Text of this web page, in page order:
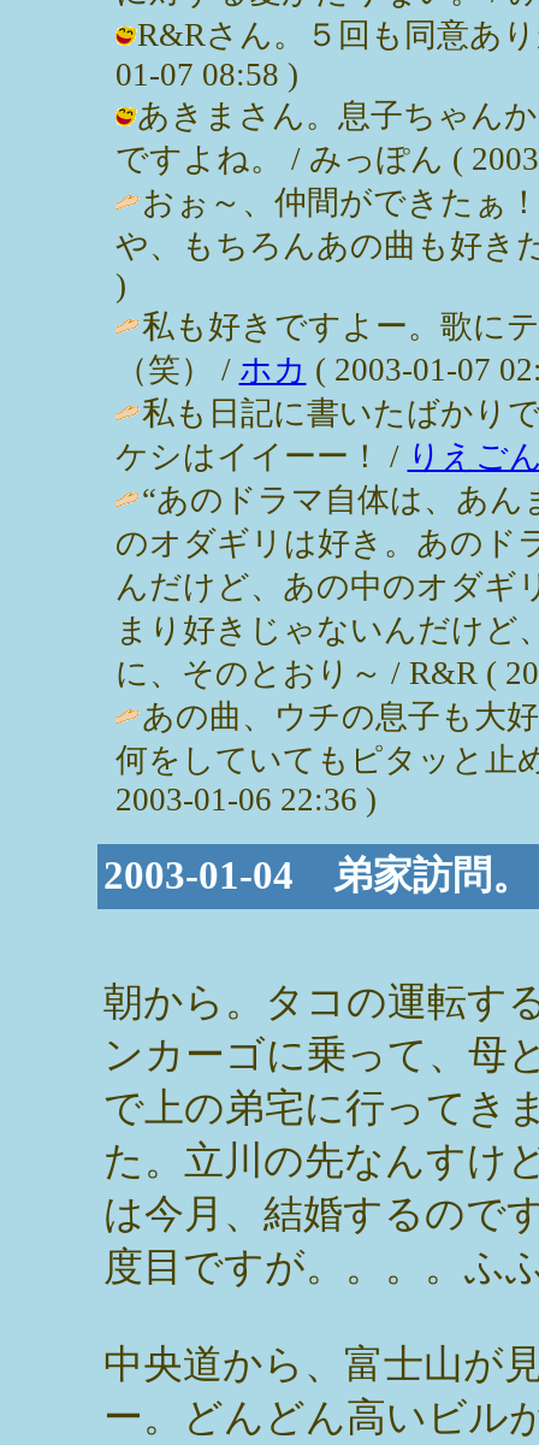
R&Rさん。５回も同意あ
01-07 08:58 )
あきまさん。息子ちゃん
ですよね。 / みっぽん (
おぉ～、仲間ができたぁ
や、もちろんあの曲も好き
)
私も好きですよー。歌に
（笑） / ホカ ( 2003-01-07
私も日記に書いたばかり
ケシはイイーー！ / りえご
“あのドラマ自体は、あ
のオダギリは好き。あのド
んだけど、あの中のオダギ
まり好きじゃないんだけど
に、そのとおり～ / R&R (
あの曲、ウチの息子も大
何をしていてもピタッと止
2003-01-06 22:36 )
2003-01-04 弟家訪問。
朝から。タコの運転す
ンカーゴに乗って、母
で上の弟宅に行ってき
た。立川の先なんすけ
は今月、結婚するので
度目ですが。。。。ふ
中央道から、富士山が
ー。どんどん高いビル